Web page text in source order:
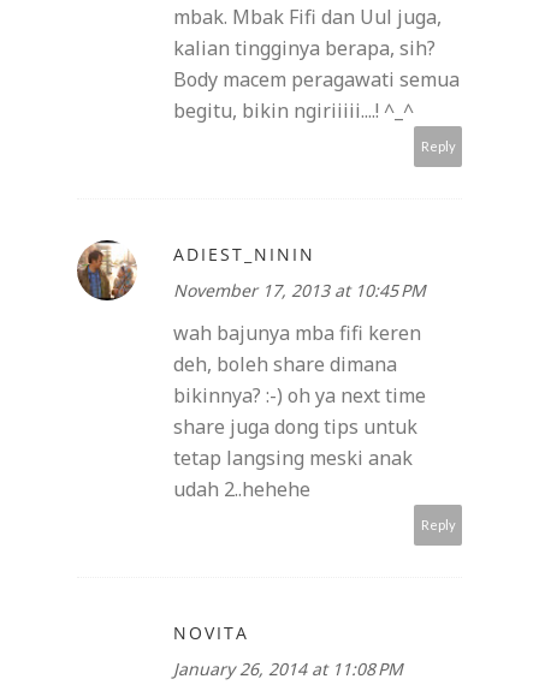
mbak. Mbak Fifi dan Uul juga,
kalian tingginya berapa, sih?
Body macem peragawati semua
begitu, bikin ngiriiiii....! ^_^
Reply
ADIEST_NININ
November 17, 2013 at 10:45 PM
wah bajunya mba fifi keren
deh, boleh share dimana
bikinnya? :-) oh ya next time
share juga dong tips untuk
tetap langsing meski anak
udah 2..hehehe
Reply
NOVITA
January 26, 2014 at 11:08 PM